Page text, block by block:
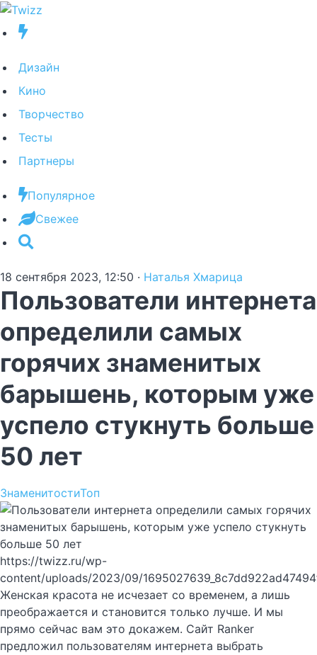
Дизайн
Кино
Творчество
Тесты
Партнеры
Популярное
Свежее
18 сентября 2023, 12:50 · Наталья Хмарица
Пользователи интернета
определили самых
горячих знаменитых
барышень, которым уже
успело стукнуть больше
50 лет
ЗнаменитостиТоп
https://twizz.ru/wp-
content/uploads/2023/09/
Женская красота не исчезает со временем, а лишь
преображается и становится только лучше. И мы
прямо сейчас вам это докажем. Сайт Ranker
предложил пользователям интернета выбрать